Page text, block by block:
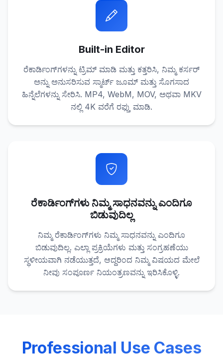
Built-in Editor
ರೆಕಾರ್ಡಿಂಗ್‌ಗಳನ್ನು ಟ್ರಿಮ್ ಮಾಡಿ ಮತ್ತು ಕತ್ತರಿಸಿ, ನಿಮ್ಮ ಕರ್ಸರ್
ಅನ್ನು ಅನುಸರಿಸುವ ಸ್ಮಾರ್ಟ್ ಜೂಮ್ ಮತ್ತು ಸೊಗಸಾದ
ಹಿನ್ನೆಲೆಗಳನ್ನು ಸೇರಿಸಿ. MP4, WebM, MOV, ಅಥವಾ MKV
ನಲ್ಲಿ 4K ವರೆಗೆ ರಫ್ತು ಮಾಡಿ.
ರೆಕಾರ್ಡಿಂಗ್‌ಗಳು ನಿಮ್ಮ ಸಾಧನವನ್ನು ಎಂದಿಗೂ
ಬಿಡುವುದಿಲ್ಲ
ನಿಮ್ಮ ರೆಕಾರ್ಡಿಂಗ್‌ಗಳು ನಿಮ್ಮ ಸಾಧನವನ್ನು ಎಂದಿಗೂ
ಬಿಡುವುದಿಲ್ಲ. ಎಲ್ಲಾ ಪ್ರಕ್ರಿಯೆಗಳು ಮತ್ತು ಸಂಗ್ರಹಣೆಯು
ಸ್ಥಳೀಯವಾಗಿ ನಡೆಯುತ್ತದೆ, ಆದ್ದರಿಂದ ನಿಮ್ಮ ವಿಷಯದ ಮೇಲೆ
ನೀವು ಸಂಪೂರ್ಣ ನಿಯಂತ್ರಣವನ್ನು ಇರಿಸಿಕೊಳ್ಳಿ.
Professional Use Cases